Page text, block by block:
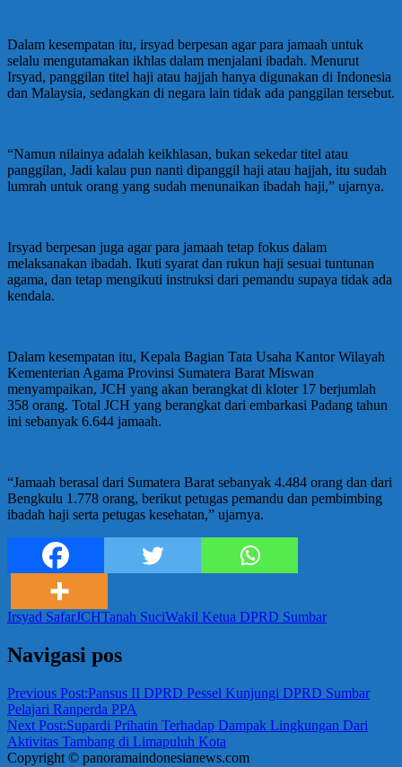
Dalam kesempatan itu, irsyad berpesan agar para jamaah untuk
selalu mengutamakan ikhlas dalam menjalani ibadah. Menurut
Irsyad, panggilan titel haji atau hajjah hanya digunakan di Indonesia
dan Malaysia, sedangkan di negara lain tidak ada panggilan tersebut.
“Namun nilainya adalah keikhlasan, bukan sekedar titel atau
panggilan, Jadi kalau pun nanti dipanggil haji atau hajjah, itu sudah
lumrah untuk orang yang sudah menunaikan ibadah haji,” ujarnya.
Irsyad berpesan juga agar para jamaah tetap fokus dalam
melaksanakan ibadah. Ikuti syarat dan rukun haji sesuai tuntunan
agama, dan tetap mengikuti instruksi dari pemandu supaya tidak ada
kendala.
Dalam kesempatan itu, Kepala Bagian Tata Usaha Kantor Wilayah
Kementerian Agama Provinsi Sumatera Barat Miswan
menyampaikan, JCH yang akan berangkat di kloter 17 berjumlah
358 orang. Total JCH yang berangkat dari embarkasi Padang tahun
ini sebanyak 6.644 jamaah.
“Jamaah berasal dari Sumatera Barat sebanyak 4.484 orang dan dari
Bengkulu 1.778 orang, berikut petugas pemandu dan pembimbing
ibadah haji serta petugas kesehatan,” ujarnya.
Irsyad SafarJCHTanah SuciWakil Ketua DPRD Sumbar
Navigasi pos
Previous Post:Pansus II DPRD Pessel Kunjungi DPRD Sumbar
Pelajari Ranperda PPA
Next Post:Supardi Prihatin Terhadap Dampak Lingkungan Dari
Aktivitas Tambang di Limapuluh Kota
Copyright © panoramaindonesianews.com